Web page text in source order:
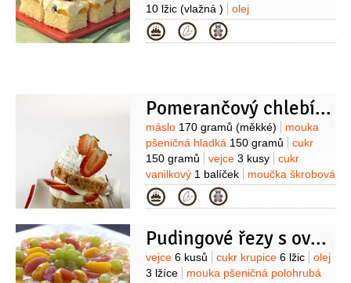
10 lžic (vlažná )
olej
100 mililitrů
kypřící prášek do pečiva
1 kus
vejce4 kusy
šťáva citronová
Kategorie
Pomerančový chlebíček
Suroviny
máslo 170 gramů (měkké)
mouka
pšeničná hladká 150 gramů
cukr
150 gramů
vejce 3 kusy
cukr
vanilkový 1 balíček
moučka škrobová
25 gramů
pomerančová kůra
(nastrouhaná z 1/2
(nastrouhaná ze 1/4 citronu)
kypřící
prášek do pečiva
1 lžička
Na náplň:
jahody 350 gramů pudink
300 gramů
Kategorie
Pudingové řezy s ovocem
Suroviny
vejce 6 kusů cukr krupice 6 lžic
olej
3 lžíce
mouka pšeničná polohrubá